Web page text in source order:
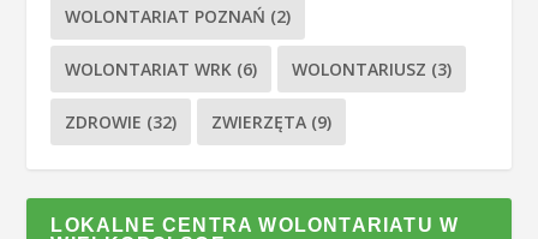
WOLONTARIAT POZNAŃ (2)
WOLONTARIAT WRK (6) WOLONTARIUSZ (3)
ZDROWIE (32) ZWIERZĘTA (9)
LOKALNE CENTRA WOLONTARIATU W